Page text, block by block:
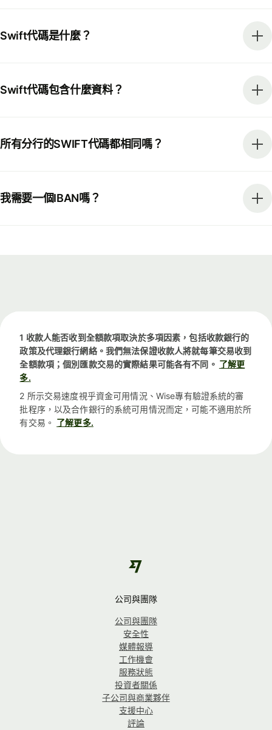
Swift代碼是什麼？
Swift代碼包含什麼資料？
所有分行的SWIFT代碼都相同嗎？
我需要一個IBAN嗎？
1 收款人能否收到全額款項取決於多項因素，包括收款銀行的
政策及代理銀行網絡。我們無法保證收款人將就每筆交易收到
全額款項；個別匯款交易的實際結果可能各有不同。 了解更
多.
2 所示交易速度視乎資金可用情況、Wise專有驗證系統的審
批程序，以及合作銀行的系統可用情況而定，可能不適用於所
有交易。 了解更多.
公司與團隊
公司與團隊
安全性
媒體報導
工作機會
服務狀態
投資者關係
子公司與商業夥伴
支援中心
評論